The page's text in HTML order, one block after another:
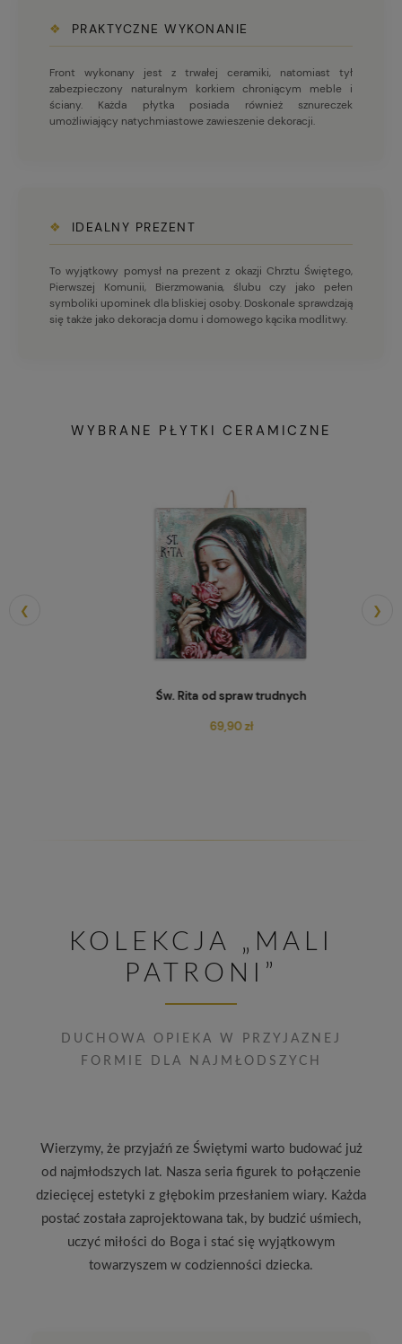
❖ PRAKTYCZNE WYKONANIE
Front wykonany jest z trwałej ceramiki, natomiast tył
zabezpieczony naturalnym korkiem chroniącym meble i
ściany. Każda płytka posiada również sznureczek
umożliwiający natychmiastowe zawieszenie dekoracji.
❖ IDEALNY PREZENT
To wyjątkowy pomysł na prezent z okazji Chrztu Świętego,
Pierwszej Komunii, Bierzmowania, ślubu czy jako pełen
symboliki upominek dla bliskiej osoby. Doskonale sprawdzają
się także jako dekoracja domu i domowego kącika modlitwy.
WYBRANE PŁYTKI CERAMICZNE
Św. Rita od spraw trudnych
69,90 zł
❮ ❯
KOLEKCJA „MALI
PATRONI”
DUCHOWA OPIEKA W PRZYJAZNEJ
FORMIE DLA NAJMŁODSZYCH
Wierzymy, że przyjaźń ze Świętymi warto budować już
od najmłodszych lat. Nasza seria figurek to połączenie
dziecięcej estetyki z głębokim przesłaniem wiary. Każda
postać została zaprojektowana tak, by budzić uśmiech,
uczyć miłości do Boga i stać się wyjątkowym
towarzyszem w codzienności dziecka.